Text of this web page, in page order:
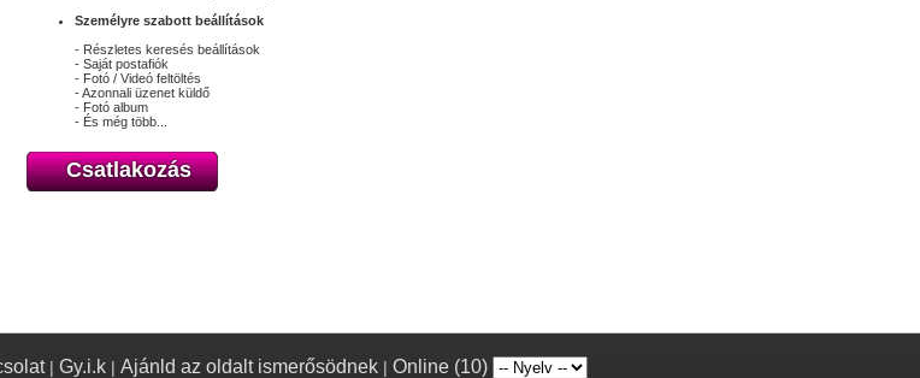
Személyre szabott beállítások
- Részletes keresés beállítások
- Saját postafiók
- Fotó / Videó feltöltés
- Azonnali üzenet küldő
- Fotó album
- És még több...
Csatlakozás
| Gy.i.k | Ajánld az oldalt ismerősödnek | Online (10)